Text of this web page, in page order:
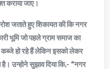
कराया जाए।
जताते हुए शिकायत की कि नगर
भूमि जो पहले ग्राम समाज का
कब्जे हो रहे हैं लेकिन इसको लेकर
है। उन्होने सुझाव दिया कि,- “नगर